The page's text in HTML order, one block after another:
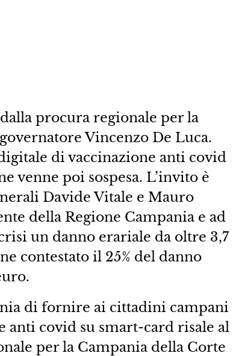
procura regionale per la
Vincenzo De Luca.
di vaccinazione anti covid
venne poi sospesa. L’invito è
Davide Vitale e Mauro
della Regione Campania e ad
un danno erariale da oltre 3,7
contestato il 25% del danno
di fornire ai cittadini campani
anti covid su smart-card risale al
per la Campania della Corte